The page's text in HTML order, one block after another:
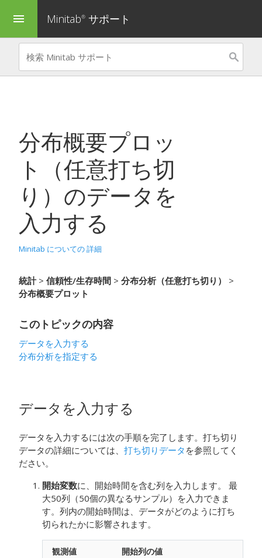
menu Minitab® サポート
分布概要プロッ
ト（任意打ち切
り） のデータを
入力する
Minitab についての 詳細
統計> 信頼性/生存時間 > 分布分析（任意打ち切り）
>
分布概要プロット
このトピックの内容
データを入力する
分布分析を指定する
データを入力する
データを入力するには次の手順を完了します。打ち切り
データの詳細については、 打ち切りデータ を参照してく
ださい。
開始変数に、開始時間を含む列を入力します。
最
大50列（50個の異なるサンプル）を入力できま
す。列内の開始時間は、データがどのように打ち
切られたかに影響されます。
観測値
開始列の値